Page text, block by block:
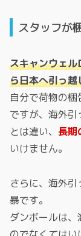
スタッフが
スキャンウェ
ら日本へ引っ
自分で荷物の梱
ですが、海外
とは違い、 長期
いけません。
さらに、海外
暴です。
ダンボールは